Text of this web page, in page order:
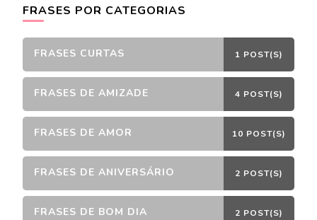
FRASES POR CATEGORIAS
FRASES CURTAS 1 POST(S)
FRASES DE AMIZADE 4 POST(S)
FRASES DE AMOR 10 POST(S)
FRASES DE ANIVERSÁRIO 2 POST(S)
FRASES DE BOM DIA 2 POST(S)